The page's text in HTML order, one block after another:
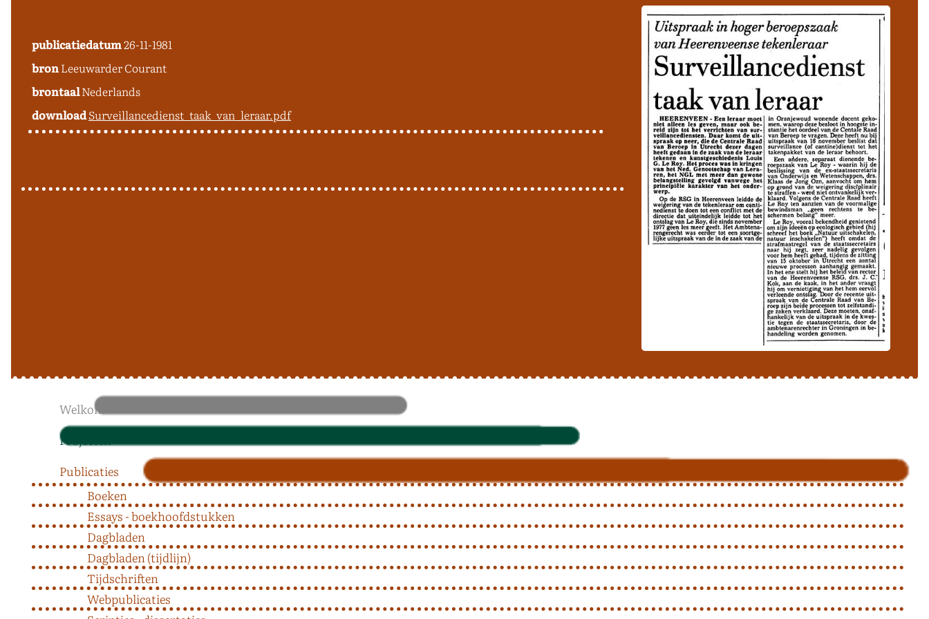
Welkom
Projecten
Publicaties
Boeken
Essays - boekhoofdstukken
Dagbladen
Dagbladen (tijdlijn)
Tijdschriften
Webpublicaties
publicatiedatum26-11-1981
bronLeeuwarder Courant
brontaalNederlands
downloadSurveillancedienst_taak_van_leraar.pdf